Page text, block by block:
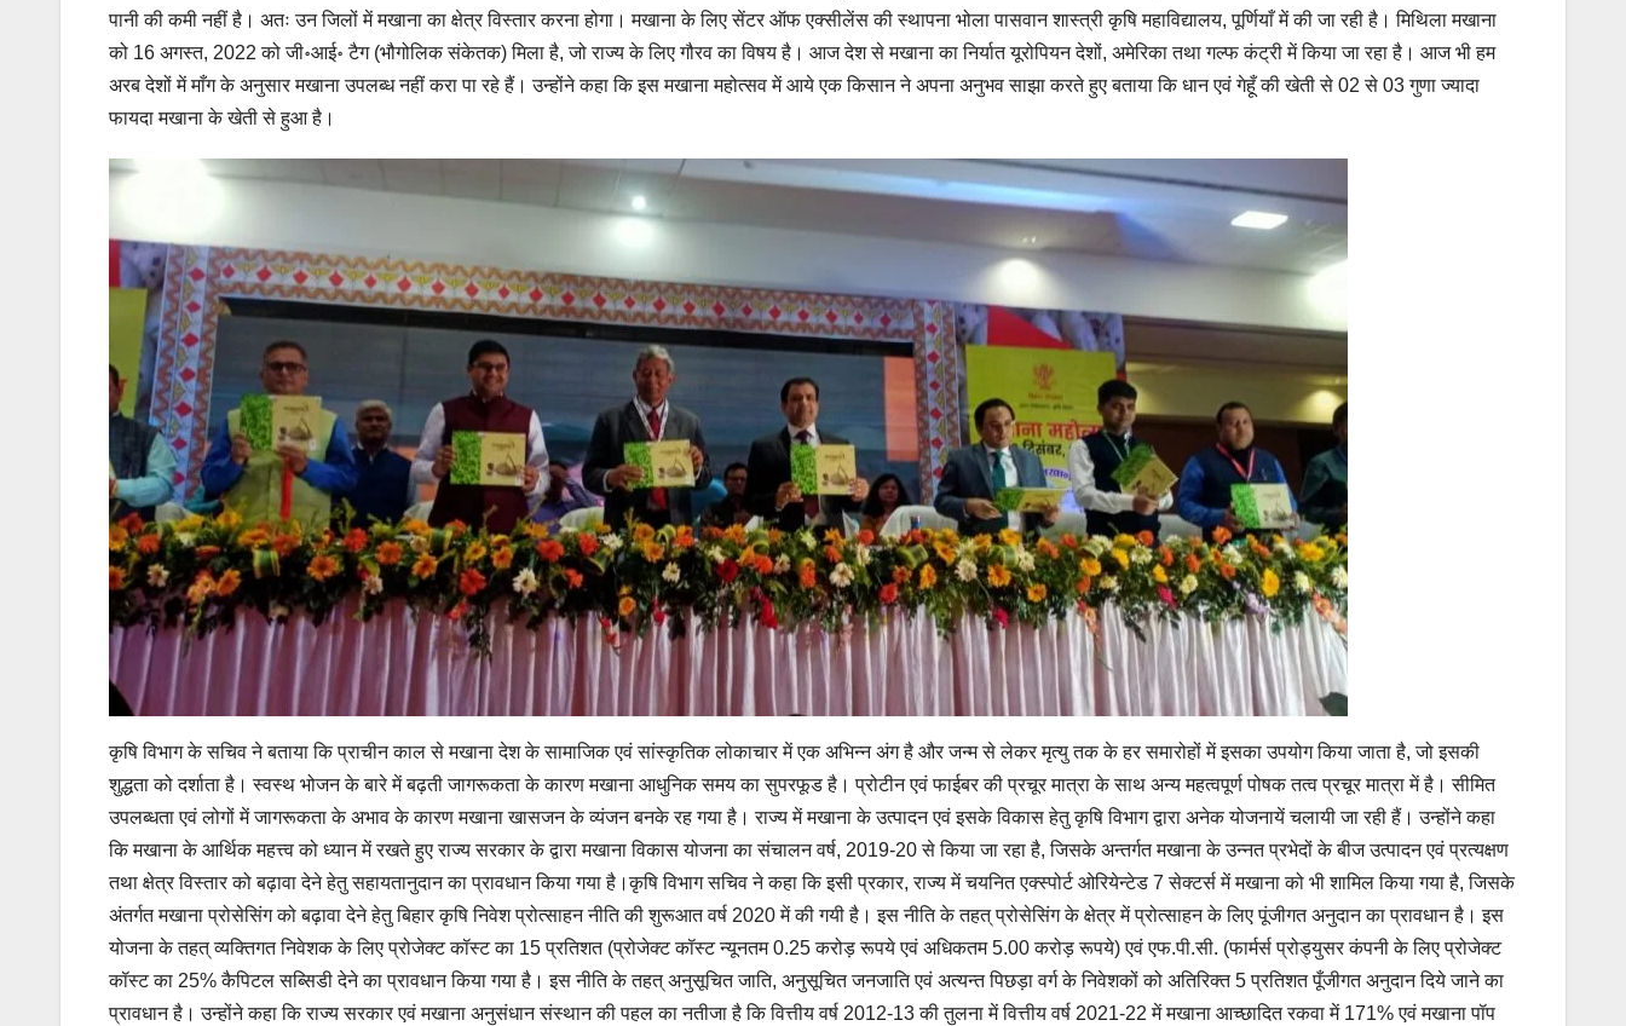
पानी की कमी नहीं है। अतः उन जिलों में मखाना का क्षेत्र विस्तार करना होगा। मखाना के लिए सेंटर ऑफ एक्सीलेंस की स्थापना भोला पासवान शास्त्री कृषि महाविद्यालय, पूर्णियाँ में की जा रही है। मिथिला मखाना
को 16 अगस्त, 2022 को जी॰आई॰ टैग (भौगोलिक संकेतक) मिला है, जो राज्य के लिए गौरव का विषय है। आज देश से मखाना का निर्यात यूरोपियन देशों, अमेरिका तथा गल्फ कंट्री में किया जा रहा है। आज भी हम
अरब देशों में माँग के अनुसार मखाना उपलब्ध नहीं करा पा रहे हैं। उन्होंने कहा कि इस मखाना महोत्सव में आये एक किसान ने अपना अनुभव साझा करते हुए बताया कि धान एवं गेहूँ की खेती से 02 से 03 गुणा ज्यादा
फायदा मखाना के खेती से हुआ है।
कृषि विभाग के सचिव ने बताया कि प्राचीन काल से मखाना देश के सामाजिक एवं सांस्कृतिक लोकाचार में एक अभिन्न अंग है और जन्म से लेकर मृत्यु तक के हर समारोहों में इसका उपयोग किया जाता है, जो इसकी
शुद्धता को दर्शाता है। स्वस्थ भोजन के बारे में बढ़ती जागरूकता के कारण मखाना आधुनिक समय का सुपरफूड है। प्रोटीन एवं फाईबर की प्रचूर मात्रा के साथ अन्य महत्वपूर्ण पोषक तत्व प्रचूर मात्रा में है। सीमित
उपलब्धता एवं लोगों में जागरूकता के अभाव के कारण मखाना खासजन के व्यंजन बनके रह गया है। राज्य में मखाना के उत्पादन एवं इसके विकास हेतु कृषि विभाग द्वारा अनेक योजनायें चलायी जा रही हैं। उन्होंने कहा
कि मखाना के आर्थिक महत्त्व को ध्यान में रखते हुए राज्य सरकार के द्वारा मखाना विकास योजना का संचालन वर्ष, 2019-20 से किया जा रहा है, जिसके अन्तर्गत मखाना के उन्नत प्रभेदों के बीज उत्पादन एवं प्रत्यक्षण
तथा क्षेत्र विस्तार को बढ़ावा देने हेतु सहायतानुदान का प्रावधान किया गया है।कृषि विभाग सचिव ने कहा कि इसी प्रकार, राज्य में चयनित एक्स्पोर्ट ओरियेन्टेड 7 सेक्टर्स में मखाना को भी शामिल किया गया है, जिसके
अंतर्गत मखाना प्रोसेसिंग को बढ़ावा देने हेतु बिहार कृषि निवेश प्रोत्साहन नीति की शुरूआत वर्ष 2020 में की गयी है। इस नीति के तहत् प्रोसेसिंग के क्षेत्र में प्रोत्साहन के लिए पूंजीगत अनुदान का प्रावधान है। इस
योजना के तहत् व्यक्तिगत निवेशक के लिए प्रोजेक्ट कॉस्ट का 15 प्रतिशत (प्रोजेक्ट कॉस्ट न्यूनतम 0.25 करोड़ रूपये एवं अधिकतम 5.00 करोड़ रूपये) एवं एफ.पी.सी. (फार्मर्स प्रोड्युसर कंपनी के लिए प्रोजेक्ट
कॉस्ट का 25% कैपिटल सब्सिडी देने का प्रावधान किया गया है। इस नीति के तहत् अनुसूचित जाति, अनुसूचित जनजाति एवं अत्यन्त पिछड़ा वर्ग के निवेशकों को अतिरिक्त 5 प्रतिशत पूँजीगत अनुदान दिये जाने का
प्रावधान है। उन्होंने कहा कि राज्य सरकार एवं मखाना अनुसंधान संस्थान की पहल का नतीजा है कि वित्तीय वर्ष 2012-13 की तुलना में वित्तीय वर्ष 2021-22 में मखाना आच्छादित रकवा में 171% एवं मखाना पॉप